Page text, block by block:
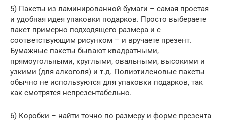
5) Пакеты из ламинированной бумаги – самая простая
и удобная идея упаковки подарков. Просто выбераете
пакет примерно подходящего размера и с
соответствующим рисунком – и вручаете презент.
Бумажные пакеты бывают квадратными,
прямоугольными, круглыми, овальными, высокими и
узкими (для алкоголя) и т.д. Полиэтиленовые пакеты
обычно не используются для упаковки подарков, так
как смотрятся непрезентабельно.
6) Коробки – найти точно по размеру и форме презента